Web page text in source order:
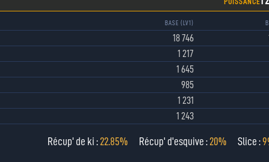
BASE (LV1)
18 746
1 217
1 645
985
1 231
1 243
Récup' de ki : 22.85% Récup' d'esquive : 20% Slice :